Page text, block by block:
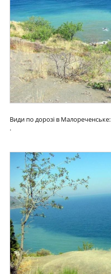
Види по дорозі в Малореченське:
.